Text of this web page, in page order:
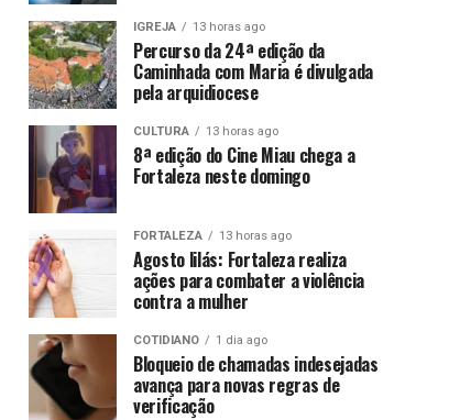
IGREJA 13 horas ago
Percurso da 24ª edição da
Caminhada com Maria é divulgada
pela arquidiocese
CULTURA 13 horas ago
8ª edição do Cine Miau chega a
Fortaleza neste domingo
FORTALEZA 13 horas ago
Agosto lilás: Fortaleza realiza
ações para combater a violência
contra a mulher
COTIDIANO 1 dia ago
Bloqueio de chamadas indesejadas
avança para novas regras de
verificação